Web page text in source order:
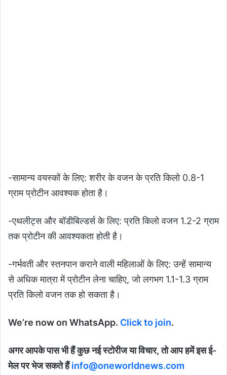
-सामान्य वयस्कों के लिए: शरीर के वजन के प्रति किलो 0.8-1
ग्राम प्रोटीन आवश्यक होता है।
-एथलीट्स और बॉडीबिल्डर्स के लिए: प्रति किलो वजन 1.2-2 ग्राम
तक प्रोटीन की आवश्यकता होती है।
-गर्भवती और स्तनपान कराने वाली महिलाओं के लिए: उन्हें सामान्य
से अधिक मात्रा में प्रोटीन लेना चाहिए, जो लगभग 1.1-1.3 ग्राम
प्रति किलो वजन तक हो सकता है।
We’re now on WhatsApp. Click to join.
अगर आपके पास भी हैं कुछ नई स्टोरीज या विचार, तो आप हमें इस ई-
मेल पर भेज सकते हैंinfo@oneworldnews.com